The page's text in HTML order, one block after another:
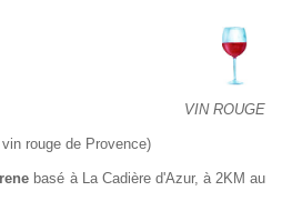
VIN ROUGE
rouge de Provence)
basé à La Cadière d'Azur, à 2KM au